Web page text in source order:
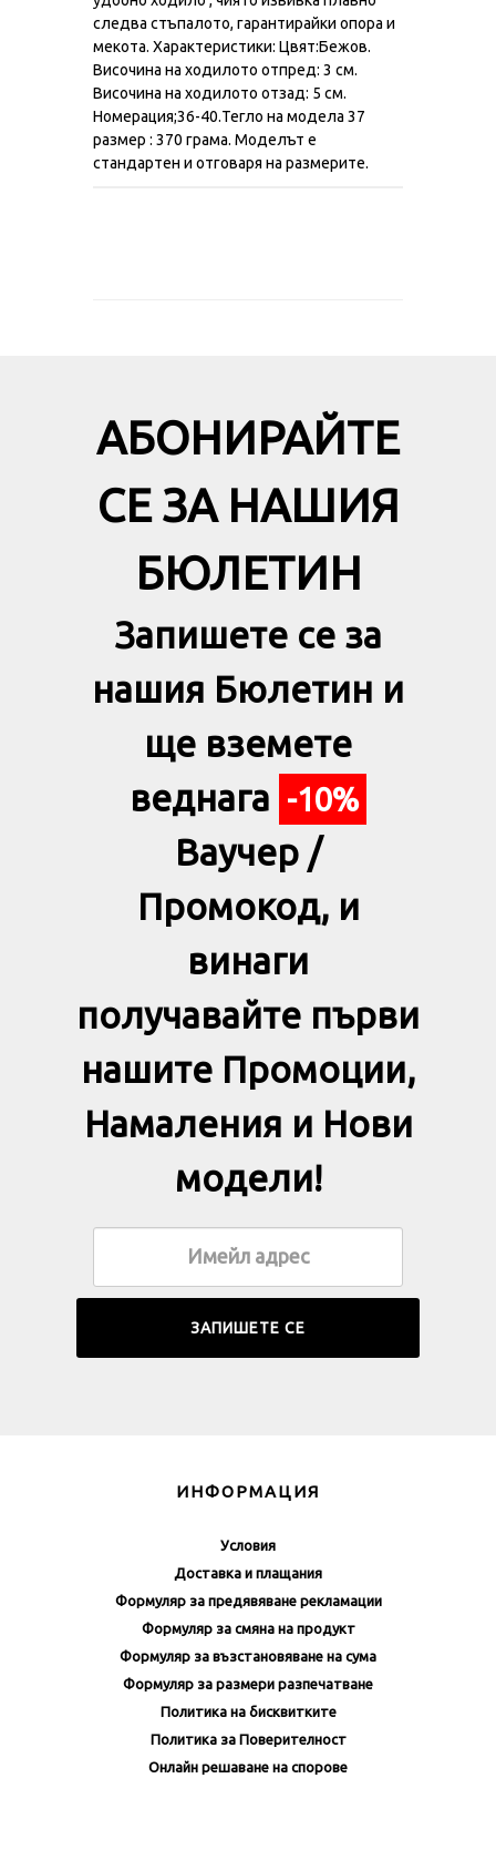
следва стъпалото, гарантирайки опора и
мекота. Характеристики: Цвят:Бежов.
Височина на ходилото отпред: 3 см.
Височина на ходилото отзад: 5 см.
Номерация;36-40.Тегло на модела 37
размер : 370 грама. Моделът е
стандартен и отговаря на размерите.
АБОНИРАЙТЕ
СЕ ЗА НАШИЯ
БЮЛЕТИН
Запишете се за
нашия Бюлетин и
ще вземете
веднага -10%
Ваучер /
Промокод, и
винаги
получавайте първи
нашите Промоции,
Намаления и Нови
модели!
ИНФОРМАЦИЯ
Условия
Доставка и плащания
Формуляр за предявяване рекламации
Формуляр за смяна на продукт
Формуляр за възстановяване на сума
Формуляр за размери разпечатване
Политика на бисквитките
Политика за Поверителност
Онлайн решаване на спорове